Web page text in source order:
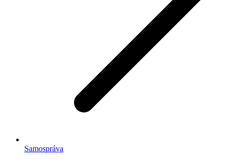
Samospráva